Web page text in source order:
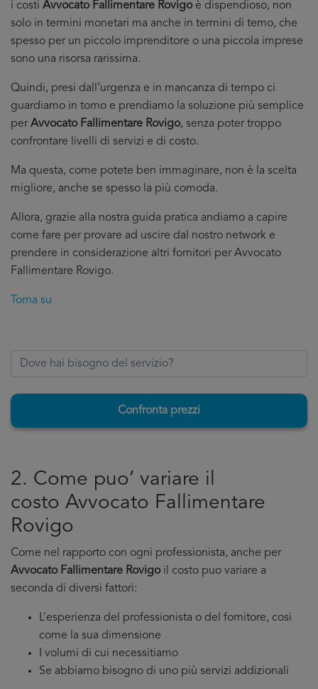
i costi Avvocato Fallimentare Rovigoè dispendioso, non
solo in termini monetari ma anche in termini di temo, che
spesso per un piccolo imprenditore o una piccola imprese
sono una risorsa rarissima.
Quindi, presi dall’urgenza e in mancanza di tempo ci
guardiamo in torno e prendiamo la soluzione più semplice
perAvvocato Fallimentare Rovigo, senza poter troppo
confrontare livelli di servizi e di costo.
Ma questa, come potete ben immaginare, non è la scelta
migliore, anche se spesso la più comoda.
Allora, grazie alla nostra guida pratica andiamo a capire
come fare per provare ad uscire dal nostro network e
prendere in considerazione altri fornitori per Avvocato
Fallimentare Rovigo.
Torna su
Confronta prezzi
2. Come puo’ variare il
costo Avvocato Fallimentare
Rovigo
Come nel rapporto con ogni professionista, anche per
Avvocato Fallimentare Rovigoil costo puo variare a
seconda di diversi fattori:
L’esperienza del professionista o del fornitore, cosi
come la sua dimensione
I volumi di cui necessitiamo
Se abbiamo bisogno di uno più servizi addizionali